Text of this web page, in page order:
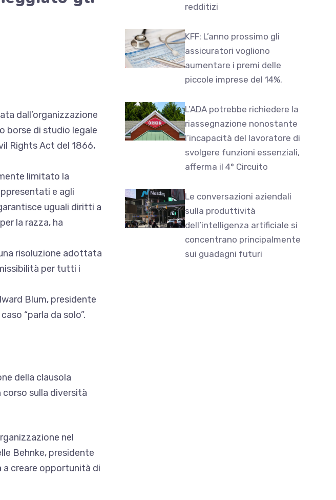
dall’organizzazione
borse di studio legale
Rights Act del 1866,
limitato la
e agli
uguali diritti a
la razza, ha
risoluzione adottata
per tutti i
Blum, presidente
“parla da solo”.
della clausola
sulla diversità
nel
Behnke, presidente
a creare opportunità di
redditizi
KFF: L’anno prossimo gli
assicuratori vogliono
aumentare i premi delle
piccole imprese del 14%.
L’ADA potrebbe richiedere la
riassegnazione nonostante
l’incapacità del lavoratore di
svolgere funzioni essenziali,
afferma il 4° Circuito
Le conversazioni aziendali
sulla produttività
dell’intelligenza artificiale si
concentrano principalmente
sui guadagni futuri